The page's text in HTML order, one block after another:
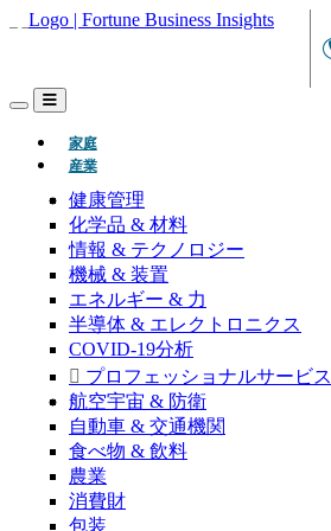
家庭(現在)
産業
健康管理
化学品 & 材料
情報 & テクノロジー
機械 & 装置
エネルギー & 力
半導体 & エレクトロニクス
COVID-19分析
プロフェッショナルサービス
航空宇宙 & 防衛
自動車 & 交通機関
食べ物 & 飲料
農業
消費財
包装